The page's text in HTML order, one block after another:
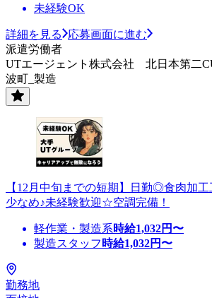
未経験OK
詳細を見る
応募画面に進む
派遣労働者
UTエージェント株式会社 北日本第二
波町_製造
【12月中旬までの短期】日勤◎食肉加
少なめ♪未経験歓迎☆空調完備！
軽作業・製造系時給1,032円〜
製造スタッフ 時給1,032円〜
勤務地